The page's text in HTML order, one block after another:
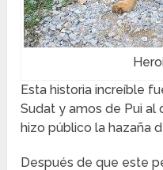
Esta historia increíble
Sudat y amos de Pui al
hizo público la hazaña
Después de que este